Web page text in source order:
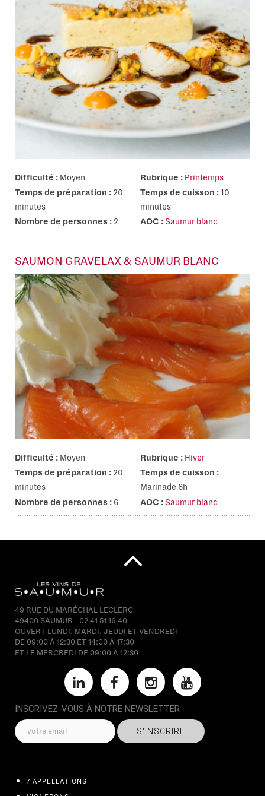
Difficulté : Moyen Rubrique : Printemps
Temps de préparation : 20
minutes
Temps de cuisson : 10
minutes
Nombre de personnes : 2 AOC : Saumur blanc
SAUMON GRAVELAX & SAUMUR BLANC
Difficulté : Moyen Rubrique : Hiver
Temps de préparation : 20
minutes
Temps de cuisson :
Marinade 6h
Nombre de personnes : 6 AOC : Saumur blanc
49 RUE DU MARÉCHAL LECLERC
49400 SAUMUR - 02 41 51 16 40
OUVERT LUNDI, MARDI, JEUDI ET VENDREDI
DE 09:00 À 12:30 ET 14:00 À 17:30
ET LE MERCREDI DE 09:00 À 12:30
INSCRIVEZ-VOUS À NOTRE NEWSLETTER
S'INSCRIRE
7 APPELLATIONS